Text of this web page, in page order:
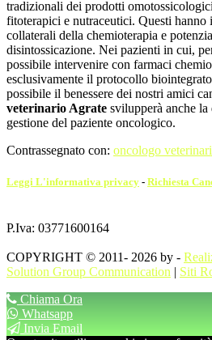
tradizionali dei prodotti
fitoterapici e nutraceutici. Questi
collaterali della chemioterapia e
disintossicazione. Nei pazienti in cui,
possibile intervenire con farmaci
esclusivamente il protocollo
possibile il benessere dei nostri amici
veterinario Agrate svilupperà anche la
gestione del paziente oncologico.
Contrassegnato con: oncologo
Leggi L'informativa privacy - Richiesta
P.Iva: 03771600164
COPYRIGHT © 2011- 2026 by -
Solution Group Communication | Siti
Chiama Ora
Whatsapp
Invia Email